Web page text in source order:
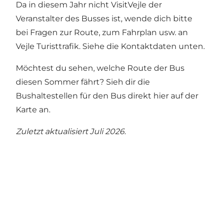
Da in diesem Jahr nicht VisitVejle der
Veranstalter des Busses ist, wende dich bitte
bei Fragen zur Route, zum Fahrplan usw. an
Vejle Turisttrafik. Siehe die Kontaktdaten unten.
Möchtest du sehen, welche Route der Bus
diesen Sommer fährt? Sieh dir die
Bushaltestellen für den Bus direkt hier auf der
Karte an.
Zuletzt aktualisiert Juli 2026.